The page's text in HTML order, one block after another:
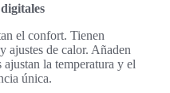
el confort. Tienen
ajustes de calor. Añaden
la temperatura y el
única.